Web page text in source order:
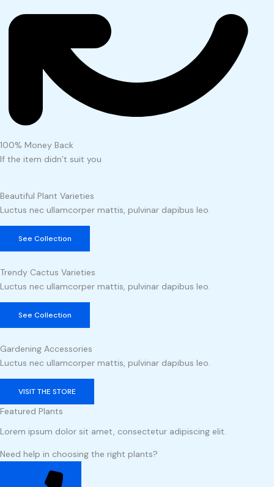
100% Money Back
If the item didn’t suit you
Beautiful Plant Varieties
Luctus nec ullamcorper mattis, pulvinar dapibus leo.
See Collection
Trendy Cactus Varieties
Luctus nec ullamcorper mattis, pulvinar dapibus leo.
See Collection
Gardening Accessories
Luctus nec ullamcorper mattis, pulvinar dapibus leo.
VISIT THE STORE
Featured Plants
Lorem ipsum dolor sit amet, consectetur adipiscing elit.
Need help in choosing the right plants?